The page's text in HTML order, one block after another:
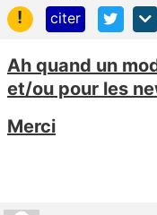
!
citer
Ah quand un
et/ou pour les
Merci